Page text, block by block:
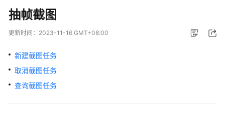
最
新
态
服
务
抽帧截图
更新时间： 2023-11-16 GMT+08:00
新建截图任务
取消截图任务
查询截图任务